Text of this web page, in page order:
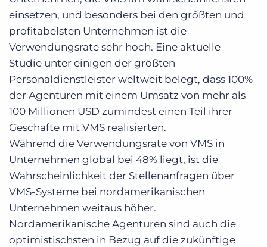
einsetzen, und besonders bei den größten und
profitabelsten Unternehmen ist die
Verwendungsrate sehr hoch. Eine aktuelle
Studie unter einigen der größten
Personaldienstleister weltweit belegt, dass 100%
der Agenturen mit einem Umsatz von mehr als
100 Millionen USD zumindest einen Teil ihrer
Geschäfte mit VMS realisierten.
Während die Verwendungsrate von VMS in
Unternehmen global bei 48% liegt, ist die
Wahrscheinlichkeit der Stellenanfragen über
VMS-Systeme bei nordamerikanischen
Unternehmen weitaus höher.
Nordamerikanische Agenturen sind auch die
optimistischsten in Bezug auf die zukünftige